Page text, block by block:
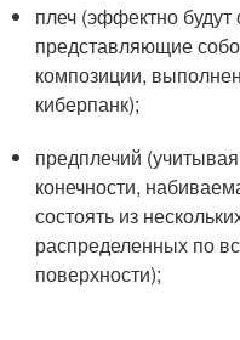
плеч (эффектно
представляющие
композиции,
киберпанк);
предплечий
конечности,
состоять из
распределенных по
поверхности);